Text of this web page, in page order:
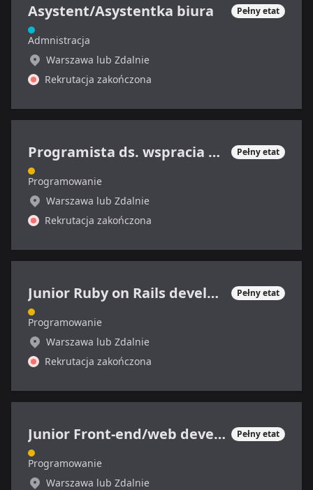
Asystent/Asystentka biura Pełny etat
Admnistracja
Warszawa lub Zdalnie
Rekrutacja zakończona
Programista ds. wspracia technicznego Pełny etat
Programowanie
Warszawa lub Zdalnie
Rekrutacja zakończona
Junior Ruby on Rails developer Pełny etat
Programowanie
Warszawa lub Zdalnie
Rekrutacja zakończona
Junior Front-end/web developer Pełny etat
Programowanie
Warszawa lub Zdalnie